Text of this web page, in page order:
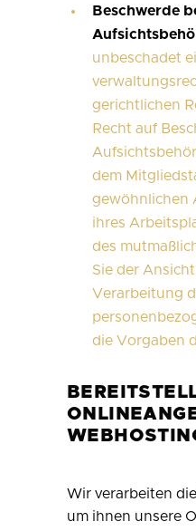
Beschwerde
unbeschadet
gerichtlichen
Recht auf
dem
gewöhnlichen
ihres
des
Sie der
Verarbeitung
die Vorgaben
Wir verarbeiten
um ihnen unsere